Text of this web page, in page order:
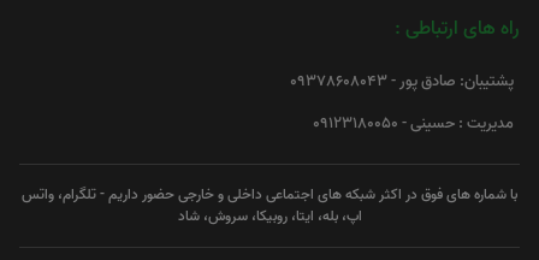
راه های ارتباطی :
پشتیبان: صادق پور - 09378608043
مدیریت : حسینی - 09123180050
با شماره های فوق در اکثر شبکه های اجتماعی داخلی و خارجی حضور داریم - تلگرام، واتس
اپ، بله، ایتا، روبیکا، سروش، شاد